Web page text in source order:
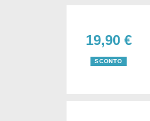
19,90 €
SCONTO